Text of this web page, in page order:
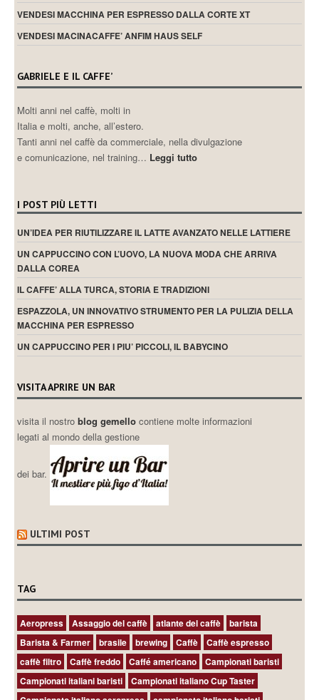
VENDESI MACCHINA PER ESPRESSO DALLA CORTE XT
VENDESI MACINACAFFE’ ANFIM HAUS SELF
GABRIELE E IL CAFFE’
Molti anni nel caffè, molti in
Italia e molti, anche, all’estero.
Tanti anni nel caffè da commerciale, nella divulgazione
e comunicazione, nel training… Leggi tutto
I POST PIÙ LETTI
UN’IDEA PER RIUTILIZZARE IL LATTE AVANZATO NELLE LATTIERE
UN CAPPUCCINO CON L’UOVO, LA NUOVA MODA CHE ARRIVA
DALLA COREA
IL CAFFE’ ALLA TURCA, STORIA E TRADIZIONI
ESPAZZOLA, UN INNOVATIVO STRUMENTO PER LA PULIZIA DELLA
MACCHINA PER ESPRESSO
UN CAPPUCCINO PER I PIU’ PICCOLI, IL BABYCINO
VISITA APRIRE UN BAR
visita il nostroblog gemellocontiene molte informazioni
legati al mondo della gestione
dei bar.
ULTIMI POST
TAG
Aeropress Assaggio del caffè atlante del caffè
barista
Barista & Farmer
brasile brewing Caffè
Caffè espresso
caffè filtro
Caffè freddo Caffé americano
Campionati baristi
Campionati italiani baristi
Campionati italiano Cup Taster